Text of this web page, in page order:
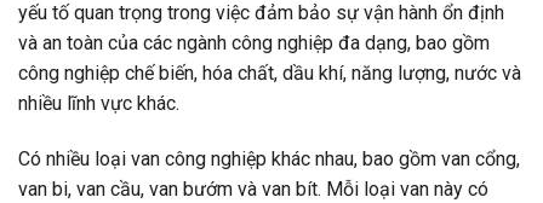
yếu tố quan trọng trong việc đảm bảo sự vận hành ổn định
và an toàn của các ngành công nghiệp đa dạng, bao gồm
công nghiệp chế biến, hóa chất, dầu khí, năng lượng, nước và
nhiều lĩnh vực khác.
Có nhiều loại van công nghiệp khác nhau, bao gồm van cổng,
van bi, van cầu, van bướm và van bít. Mỗi loại van này có